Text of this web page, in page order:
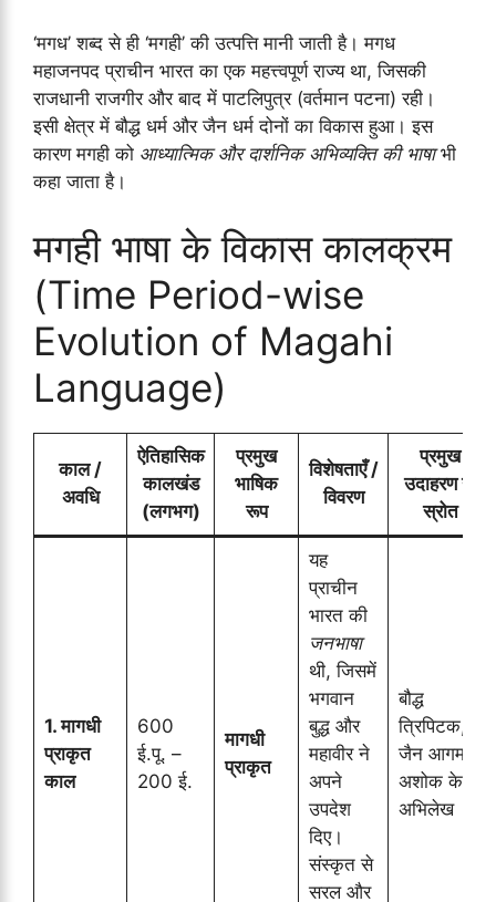
‘मगध’ शब्द से ही ‘मगही’ की उत्पत्ति मानी जाती है। मगध
महाजनपद प्राचीन भारत का एक महत्त्वपूर्ण राज्य था, जिसकी
राजधानी राजगीर और बाद में पाटलिपुत्र (वर्तमान पटना) रही।
इसी क्षेत्र में बौद्ध धर्म और जैन धर्म दोनों का विकास हुआ। इस
कारण मगही को आध्यात्मिक और दार्शनिक अभिव्यक्ति की भाषाभी
कहा जाता है।
मगही भाषा के विकास कालक्रम
(Time Period-wise
Evolution of Magahi
Language)
काल /
अवधि
ऐतिहासिक
कालखंड
(लगभग)
प्रमुख
भाषिक
रूप
विशेषताएँ /
विवरण
प्रमुख
उदाहरण या
स्रोत
1. मागधी
प्राकृत
काल
600
ई.पू. –
200 ई.
मागधी
प्राकृत
यह
प्राचीन
भारत की
जनभाषा
थी, जिसमें
भगवान
बुद्ध और
महावीर ने
अपने
उपदेश
दिए।
संस्कृत से
सरल और
बौद्ध
त्रिपिटक,
जैन आगम,
अशोक के
अभिलेख